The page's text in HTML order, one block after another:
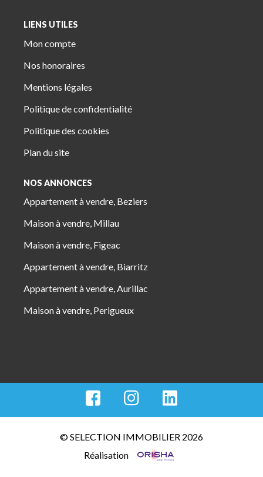
LIENS UTILES
Mon compte
Nos honoraires
Mentions légales
Politique de confidentialité
Politique des cookies
Plan du site
NOS ANNONCES
Appartement à vendre, Beziers
Maison à vendre, Millau
Maison à vendre, Figeac
Appartement à vendre, Biarritz
Appartement à vendre, Aurillac
Maison à vendre, Perigueux
© SELECTION IMMOBILIER 2026
Réalisation